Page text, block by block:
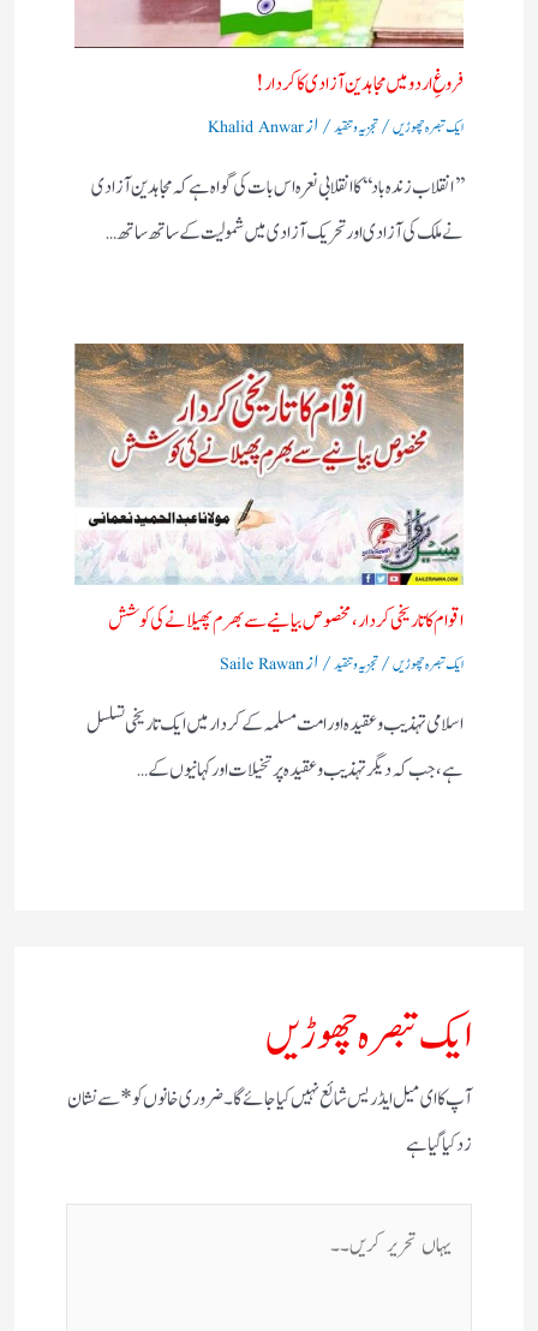
فروغِ اردو میں مجاہدین آزادی کا کردار!
ایک تبصرہ چھوڑیں/تجزیہ و تنقید/ ازKhalid Anwar
’’انقلاب زندہ باد‘‘کا انقلابی نعرہ اس بات کی گواہ ہے کہ مجاہدین آزادی
نے ملک کی آزادی اور تحریک آزادی میں شمولیت کے ساتھ ساتھ…
اقوام کا تاریخی کردار،مخصوص بیانیے سے بھرم پھیلانے کی کوشش
ایک تبصرہ چھوڑیں/تجزیہ و تنقید/ ازSaile Rawan
اسلامی تہذیب و عقیدہ اور امت مسلمہ کے کردار میں ایک تاریخی تسلسل
ہے، جب کہ دیگر تہذیب و عقیدہ پر تخیلات اور کہانیوں کے…
ایک تبصرہ چھوڑیں
آپ کا ای میل ایڈریس شائع نہیں کیا جائے گا۔ضروری خانوں کو*سے نشان
زد کیا گیا ہے
یہاں
تحریر